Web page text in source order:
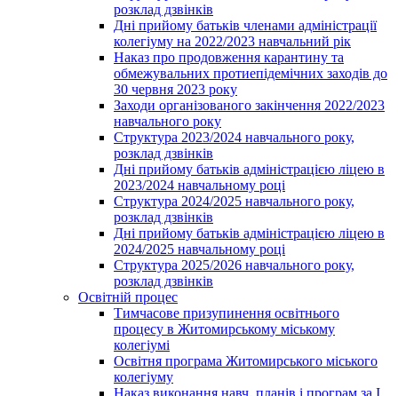
розклад дзвінків
Дні прийому батьків членами адміністрації
колегіуму на 2022/2023 навчальний рік
Наказ про продовження карантину та
обмежувальних протиепідемічних заходів до
30 червня 2023 року
Заходи організованого закінчення 2022/2023
навчального року
Структура 2023/2024 навчального року,
розклад дзвінків
Дні прийому батьків адміністрацією ліцею в
2023/2024 навчальному році
Структура 2024/2025 навчального року,
розклад дзвінків
Дні прийому батьків адміністрацією ліцею в
2024/2025 навчальному році
Структура 2025/2026 навчального року,
розклад дзвінків
Освітній процес
Тимчасове призупинення освітнього
процесу в Житомирському міському
колегіумі
Освітня програма Житомирського міського
колегіуму